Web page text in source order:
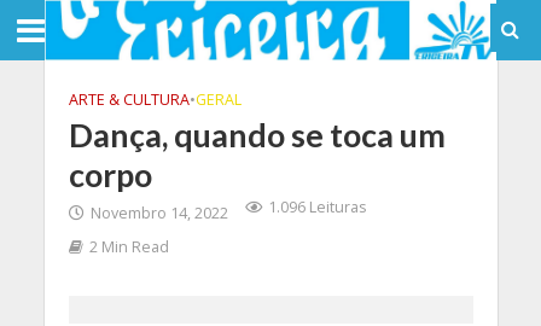
ARTE & CULTURA•GERAL
Dança, quando se toca um
corpo
Novembro 14, 2022
1.096 Leituras
2 Min Read